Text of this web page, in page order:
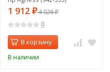
1 912 ₽4 026₽
0
В корзину
В наличии